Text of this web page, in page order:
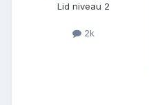
Lid niveau 2
2k